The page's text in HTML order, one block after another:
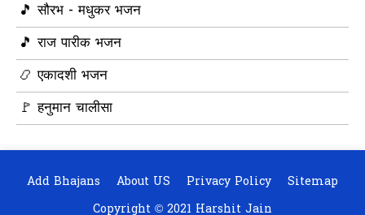
🎵 सौरभ - मधुकर भजन
🎵 राज पारीक भजन
📿 एकादशी भजन
🚩 हनुमान चालीसा
Copyright © 2021 Harshit Jain
Add Bhajans About US Privacy Policy Sitemap